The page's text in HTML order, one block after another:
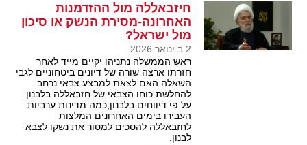
חיזבאללה מול ההזדמנות
האחרונה-מסירת הנשק או סיכון
מול ישראל?
2 ב ינואר 2026
ראש הממשלה נתניהו יקיים מייד לאחר
חזרתו ארצה שורה של דיונים ביטחוניים לגבי
השאלה האם לצאת למבצע צבאי נרחב
להחלשת כוחו הצבאי של חזבאללה בלבנון.
על פי דיווחים בלבנון,כמה מדינות ערביות
העבירו בימים האחרונים המלצות
לחזבאללה להסכים למסור את נשקו לצבא
לבנון.